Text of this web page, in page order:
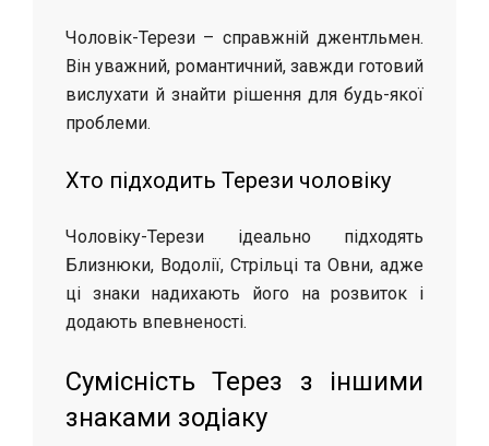
Чоловік-Терези – справжній джентльмен.
Він уважний, романтичний, завжди готовий
вислухати й знайти рішення для будь-якої
проблеми.
Хто підходить Терези чоловіку
Чоловіку-Терези ідеально підходять
Близнюки, Водолії, Стрільці та Овни, адже
ці знаки надихають його на розвиток і
додають впевненості.
Сумісність Терез з іншими
знаками зодіаку